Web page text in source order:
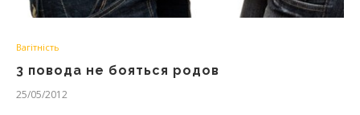
Вагітність
3 повода не бояться родов
25/05/2012